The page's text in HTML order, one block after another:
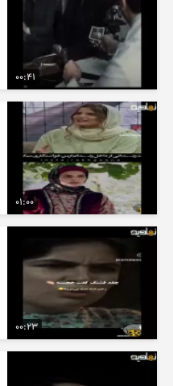
00:41
01:00
00:23